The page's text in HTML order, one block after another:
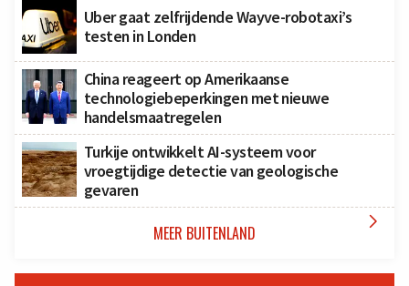
Uber gaat zelfrijdende Wayve-robotaxi’s
testen in Londen
China reageert op Amerikaanse
technologiebeperkingen met nieuwe
handelsmaatregelen
Turkije ontwikkelt AI-systeem voor
vroegtijdige detectie van geologische
gevaren
MEER BUITENLAND 